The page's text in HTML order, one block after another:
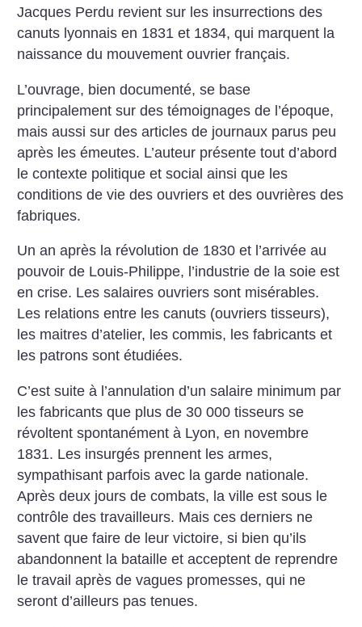
Jacques Perdu revient sur les insurrections des
canuts lyonnais en 1831 et 1834, qui marquent la
naissance du mouvement ouvrier français.
L’ouvrage, bien documenté, se base
principalement sur des témoignages de l’époque,
mais aussi sur des articles de journaux parus peu
après les émeutes. L’auteur présente tout d’abord
le contexte politique et social ainsi que les
conditions de vie des ouvriers et des ouvrières des
fabriques.
Un an après la révolution de 1830 et l’arrivée au
pouvoir de Louis-Philippe, l’industrie de la soie est
en crise. Les salaires ouvriers sont misérables.
Les relations entre les canuts (ouvriers tisseurs),
les maitres d’atelier, les commis, les fabricants et
les patrons sont étudiées.
C’est suite à l’annulation d’un salaire minimum par
les fabricants que plus de 30 000 tisseurs se
révoltent spontanément à Lyon, en novembre
1831. Les insurgés prennent les armes,
sympathisant parfois avec la garde nationale.
Après deux jours de combats, la ville est sous le
contrôle des travailleurs. Mais ces derniers ne
savent que faire de leur victoire, si bien qu’ils
abandonnent la bataille et acceptent de reprendre
le travail après de vagues promesses, qui ne
seront d’ailleurs pas tenues.